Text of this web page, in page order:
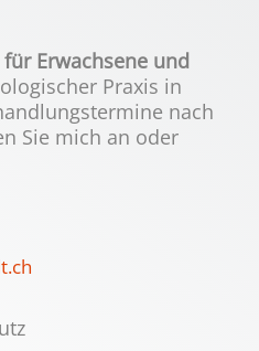
Erwachsene und
Praxis in
nach
Sie mich an oder